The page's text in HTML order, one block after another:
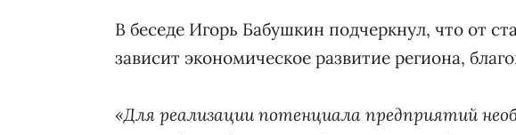
В беседе Игорь Бабушкин подчеркнул, что от
зависит экономическое развитие региона,
«Для реализации потенциала предприятий